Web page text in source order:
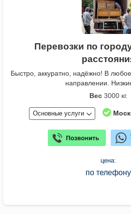
Перевозки по
Быстро, аккуратно, надёжно! В
направлении.
Вес3000 кг.
Основные услуги
цена:
по телефону